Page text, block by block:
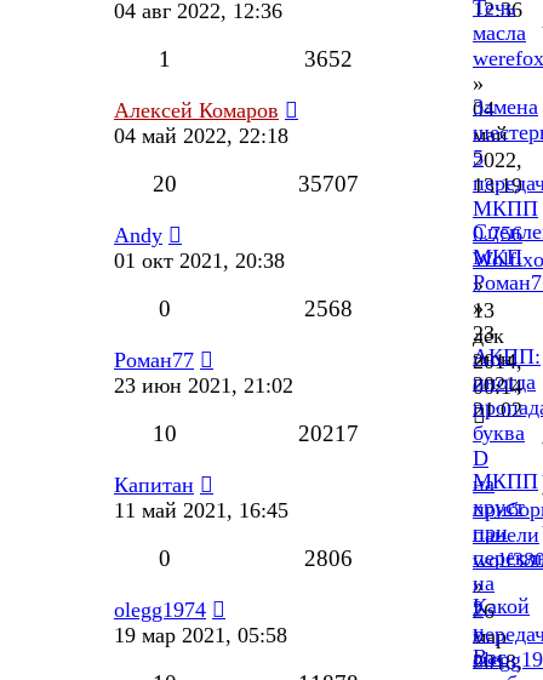
12:36
04 авг 2022, 12:36
Течь
масла
»
04
май
2022,
13:19
1 3652
Алексей Комаров
04 май 2022, 22:18
Замена
5
МКПП
0.756
»
13
дек
2014,
00:14
20 35707
Andy
01 окт 2021, 20:38
МКП
»
23
июн
2021,
21:02
0 2568
Роман77
23 июн 2021, 21:02
АКПП:
иногда
буква
D
на
панели
»
26
мар
2018,
10 20217
Капитан
11 май 2021, 16:45
МКПП
хруст
при
на
2
0 2806
olegg1974
19 мар 2021, 05:58
Какой
у
Вас